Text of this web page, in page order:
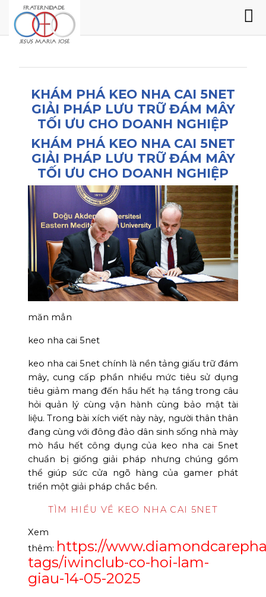
KHÁM PHÁ KEO NHA CAI 5NET
GIẢI PHÁP LƯU TRỮ ĐÁM MÂY
TỐI ƯU CHO DOANH NGHIỆP
KHÁM PHÁ KEO NHA CAI 5NET
GIẢI PHÁP LƯU TRỮ ĐÁM MÂY
TỐI ƯU CHO DOANH NGHIỆP
măn mẳn
keo nha cai 5net
keo nha cai 5net chính là nền tảng giấu trữ đám
mây, cung cấp phần nhiều mức tiêu sử dụng
tiêu giảm mang đến hầu hết hạ tầng trong câu
hỏi quản lý cùng vận hành cùng bảo mật tài
liệu. Trong bài xích viết này này, người thân thân
đang cùng với đông đảo dân sinh sống nhà mày
mò hầu hết công dụng của keo nha cai 5net
chuẩn bị giống giải pháp nhưng chúng gồm
thể giúp sức cửa ngõ hàng của gamer phát
triển một giải pháp chắc bền.
TÌM HIỂU VỀ KEO NHA CAI 5NET
Xem
thêm: https://
tags/iwinclub-co-hoi-lam-
giau-14-05-2025